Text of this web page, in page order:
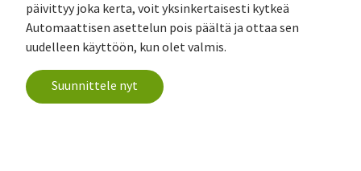
päivittyy joka kerta, voit yksinkertaisesti kytkeä
Automaattisen asettelun pois päältä ja ottaa sen
uudelleen käyttöön, kun olet valmis.
Suunnittele nyt